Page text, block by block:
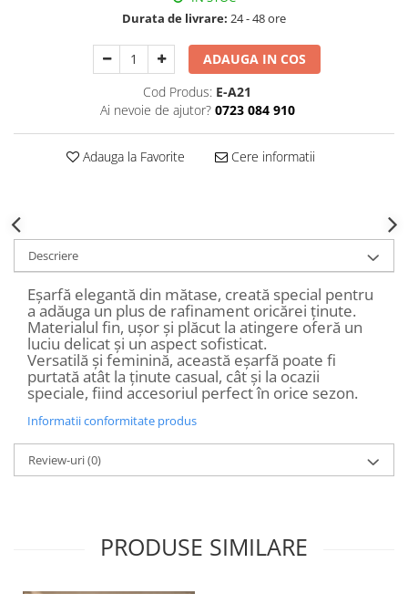
Cani & Cesti Craciun
Decoratiuni Craciun
Sweet Wonderland
Decoratiuni Muzicale
Coronite & Ghirlande
Felicitari, Cutii si Pungi de Cadou
Durata de livrare: 24 - 48 ore
ADAUGA IN COS
Cod Produs: E-A21
Ai nevoie de ajutor? 0723 084 910
Adauga la Favorite Cere informatii
Descriere
Eșarfă elegantă din mătase, creată special pentru
a adăuga un plus de rafinament oricărei ținute.
Materialul fin, ușor și plăcut la atingere oferă un
luciu delicat și un aspect sofisticat.
Versatilă și feminină, această eșarfă poate fi
purtată atât la ținute casual, cât și la ocazii
speciale, fiind accesoriul perfect în orice sezon.
Informatii conformitate produs
Review-uri(0)
PRODUSE SIMILARE